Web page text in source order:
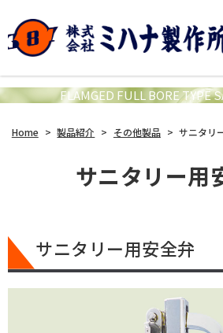
FLAMGED FULL BORE TYPE
Home > 製品紹介 > その他製品 > サニタリ
サニタリー用
サニタリー用安全弁